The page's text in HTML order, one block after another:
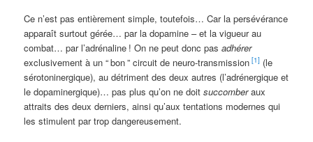
Ce n’est pas entièrement simple, toutefois… Car la persévérance
apparaît surtout gérée… par la dopamine – et la vigueur au
combat… par l’adrénaline ! On ne peut donc pasadhérer
exclusivement à un “bon” circuit de neuro-transmission [1] (le
sérotoninergique), au détriment des deux autres (l’adrénergique et
le dopaminergique)… pas plus qu’on ne doitsuccomberaux
attraits des deux derniers, ainsi qu’aux tentations modernes qui
les stimulent par trop dangereusement.